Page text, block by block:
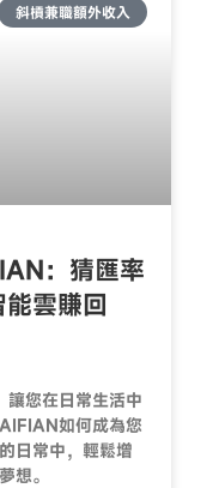
斜槓兼職額外收入
：猜匯率
雲賺回
您在日常生活中
如何成為您
日常中，輕鬆增
想。